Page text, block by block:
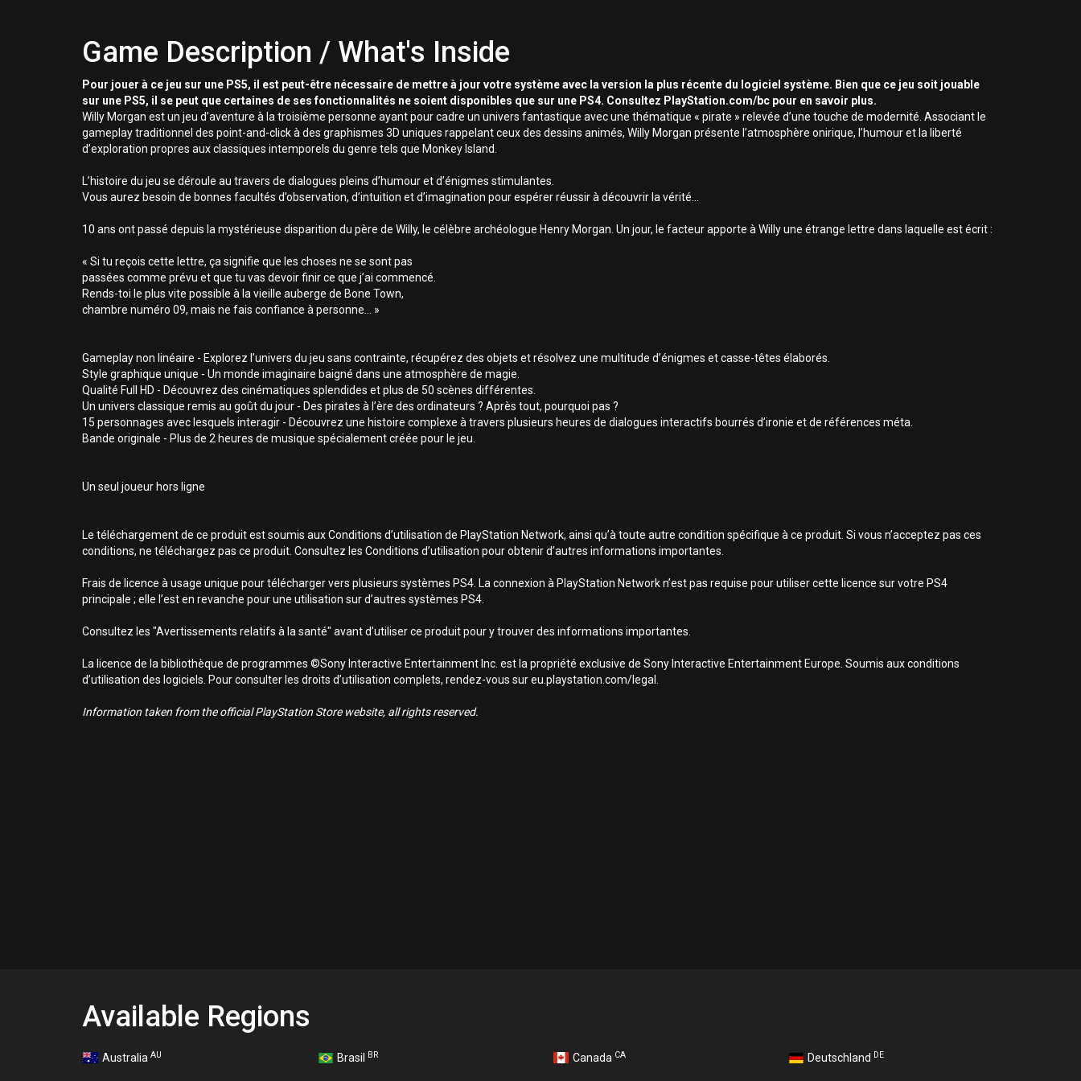
Game Description / What's Inside
Pour jouer à ce jeu sur une PS5, il est peut-être nécessaire de mettre à jour votre système avec la version la plus récente du logiciel système. Bien que ce jeu soit jouable
sur une PS5, il se peut que certaines de ses fonctionnalités ne soient disponibles que sur une PS4. Consultez PlayStation.com/bc pour en savoir plus.
Willy Morgan est un jeu d’aventure à la troisième personne ayant pour cadre un univers fantastique avec une thématique « pirate » relevée d’une touche de modernité. Associant le
gameplay traditionnel des point-and-click à des graphismes 3D uniques rappelant ceux des dessins animés, Willy Morgan présente l’atmosphère onirique, l’humour et la liberté
d’exploration propres aux classiques intemporels du genre tels que Monkey Island.
L’histoire du jeu se déroule au travers de dialogues pleins d’humour et d’énigmes stimulantes.
Vous aurez besoin de bonnes facultés d’observation, d’intuition et d’imagination pour espérer réussir à découvrir la vérité…
10 ans ont passé depuis la mystérieuse disparition du père de Willy, le célèbre archéologue Henry Morgan. Un jour, le facteur apporte à Willy une étrange lettre dans laquelle est écrit :
« Si tu reçois cette lettre, ça signifie que les choses ne se sont pas
passées comme prévu et que tu vas devoir finir ce que j’ai commencé.
Rends-toi le plus vite possible à la vieille auberge de Bone Town,
chambre numéro 09, mais ne fais confiance à personne… »
Gameplay non linéaire - Explorez l’univers du jeu sans contrainte, récupérez des objets et résolvez une multitude d’énigmes et casse-têtes élaborés.
Style graphique unique - Un monde imaginaire baigné dans une atmosphère de magie.
Qualité Full HD - Découvrez des cinématiques splendides et plus de 50 scènes différentes.
Un univers classique remis au goût du jour - Des pirates à l’ère des ordinateurs ? Après tout, pourquoi pas ?
15 personnages avec lesquels interagir - Découvrez une histoire complexe à travers plusieurs heures de dialogues interactifs bourrés d’ironie et de références méta.
Bande originale - Plus de 2 heures de musique spécialement créée pour le jeu.
Un seul joueur hors ligne
Le téléchargement de ce produit est soumis aux Conditions d’utilisation de PlayStation Network, ainsi qu’à toute autre condition spécifique à ce produit. Si vous n’acceptez pas ces
conditions, ne téléchargez pas ce produit. Consultez les Conditions d’utilisation pour obtenir d’autres informations importantes.
Frais de licence à usage unique pour télécharger vers plusieurs systèmes PS4. La connexion à PlayStation Network n’est pas requise pour utiliser cette licence sur votre PS4
principale ; elle l’est en revanche pour une utilisation sur d’autres systèmes PS4.
Consultez les "Avertissements relatifs à la santé" avant d’utiliser ce produit pour y trouver des informations importantes.
La licence de la bibliothèque de programmes ©Sony Interactive Entertainment Inc. est la propriété exclusive de Sony Interactive Entertainment Europe. Soumis aux conditions
d’utilisation des logiciels. Pour consulter les droits d’utilisation complets, rendez-vous sur eu.playstation.com/legal.
Information taken from the official PlayStation Store website, all rights reserved.
Available Regions
Australia AU Brasil BR Canada CA Deutschland DE